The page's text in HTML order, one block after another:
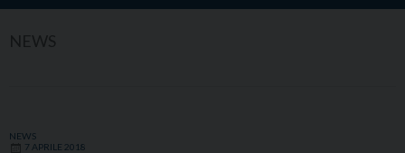
NEWS
7 APRILE 2018